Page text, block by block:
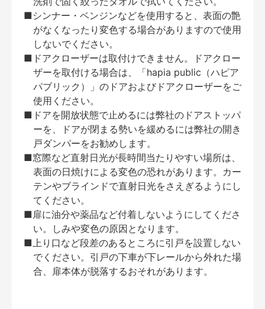
■シンナー・ベンジンなどを使用すると、表面の艶
がなくなったり変色する場合がありますので使用
しないでください。
■ドアクローザーは取付けできません。ドアクロー
ザーを取付ける場合は、「hapia public（ハピア
パブリック）」のドアおよびドアクローザーをご
使用ください。
■ドアを開放状態で止めるには弊社のドアストッパ
ーを、ドアが閉まる勢いを緩めるには弊社の開き
戸ダンパーをお勧めします。
■窓際など直射日光が長時間当たりやすい場所は、
表面の日焼けによる変色の恐れがあります。カー
テンやブラインドで直射日光をさえぎるようにし
てください。
■扉に油分や薬品など付着しないようにしてくださ
い。しみや変色の原因となります。
■上り口など段差のあるところに引戸を設置しない
でください。引戸の下車が下レールから外れた場
合、扉本体が脱落するおそれがあります。